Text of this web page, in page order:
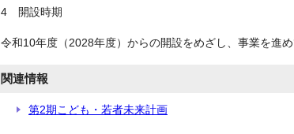
4 開設時期
令和10年度（2028年度）からの開設をめざし、事業を進め
関連情報
第2期こども・若者未来計画